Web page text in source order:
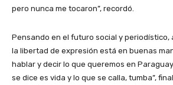
pero nunca me tocaron”, recordó.
Pensando en el futuro social y periodístico,
la libertad de expresión está en buenas
hablar y decir lo que queremos en
se dice es vida y lo que se calla, tumba”,